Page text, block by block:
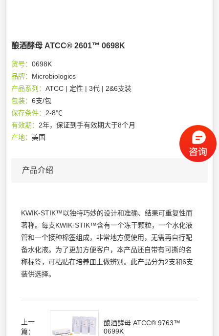
酿酒酵母 ATCC® 2601™ 0698K
货号：0698K
品牌： Microbiologics
产品系列：ATCC | 定性 | 3代 | 2&6支装
包装：6支/包
保存条件： 2-8℃
有效期： 2年，保证到手有效期大于8个月
产地：美国
产品介绍
KWIK-STIK™以独特巧妙的设计和准确、结果可重复性而
著称。每支KWIK-STIK™含有一个冻干颗粒，一个水化液
管和一个接种棉签组成，非常地方便使用，无需再自行配
备水化液。为了更加方便客户，本产品还自带有可撕的名
称标签，可粘贴在培养皿上做辨别。此产品分为2支和6支
装供选择。
上一
篇：
酿酒酵母 ATCC® 9763™
0699K